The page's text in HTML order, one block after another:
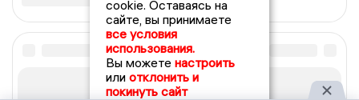
cookie. Оставаясь на
сайте, вы принимаете
все условия
использования.
Вы можете настроить
или отклонить и
покинуть сайт